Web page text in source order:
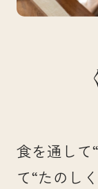
食を通して
て“たのし